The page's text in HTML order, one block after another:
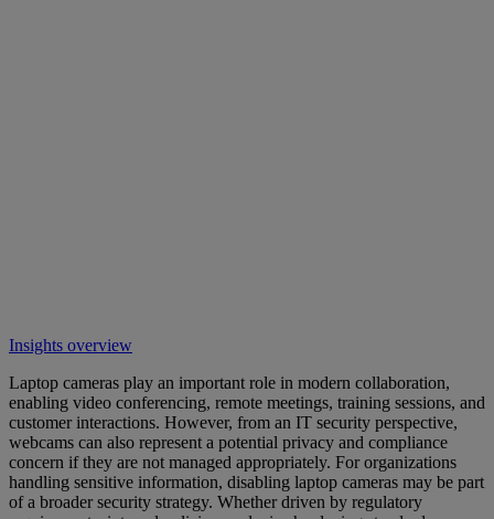
Insights overview
Laptop cameras play an important role in modern collaboration,
enabling video conferencing, remote meetings, training sessions, and
customer interactions. However, from an IT security perspective,
webcams can also represent a potential privacy and compliance
concern if they are not managed appropriately. For organizations
handling sensitive information, disabling laptop cameras may be part
of a broader security strategy. Whether driven by regulatory